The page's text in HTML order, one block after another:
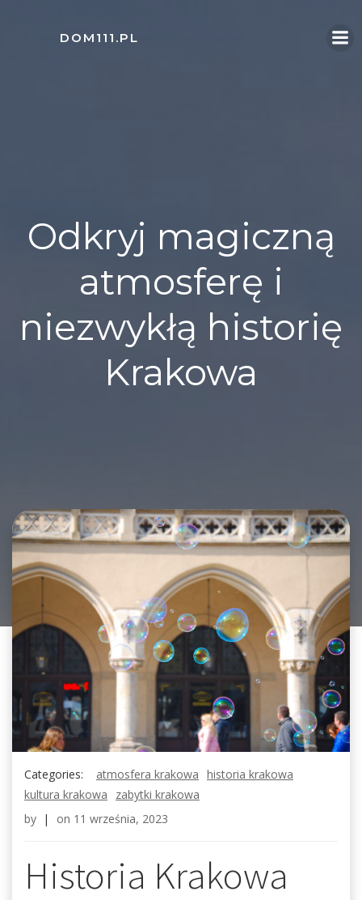
DOM111.PL
Odkryj magiczną
atmosferę i
niezwykłą historię
Krakowa
Categories: atmosfera krakowa historia krakowa
kultura krakowa
zabytki krakowa
by | on 11 września, 2023
Historia Krakowa